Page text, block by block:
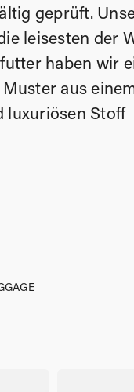
geprüft.
leisesten der
haben wir
aus
luxuriösen Stoff